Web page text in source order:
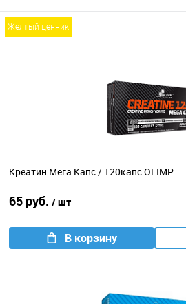
желтый ценник
Креатин Мега Капс / 120капс OLIMP
65 руб. / шт
В корзину